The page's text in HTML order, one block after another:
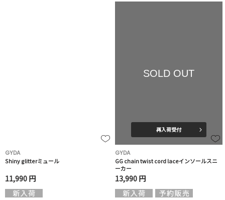
GYDA
Shiny glitterミュール
11,990 円
SOLD OUT
再入荷受付
GYDA
GG chain twist cord laceインソールスニ
ーカー
13,990 円